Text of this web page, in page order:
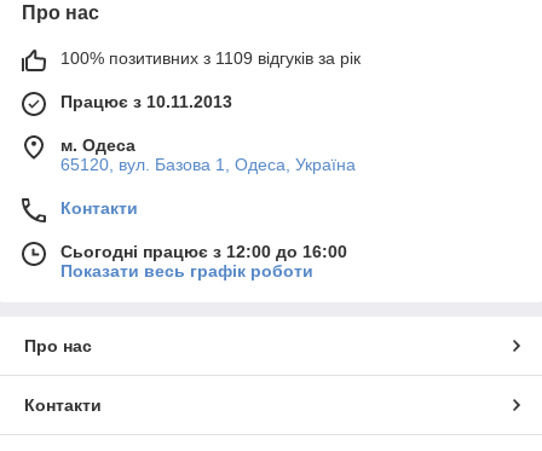
Про нас
100% позитивних з 1109 відгуків за рік
Працює з 10.11.2013
м. Одеса
65120, вул. Базова 1, Одеса, Україна
Контакти
Сьогодні працює з 12:00 до 16:00
Показати весь графік роботи
Про нас
Контакти